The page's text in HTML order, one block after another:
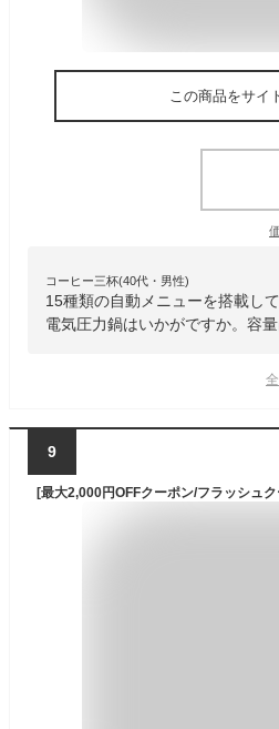
この商品をサイ
コーヒー三杯(40代・男性)
15種類の自動メニューを搭載し
電気圧力鍋はいかがですか。容量
9